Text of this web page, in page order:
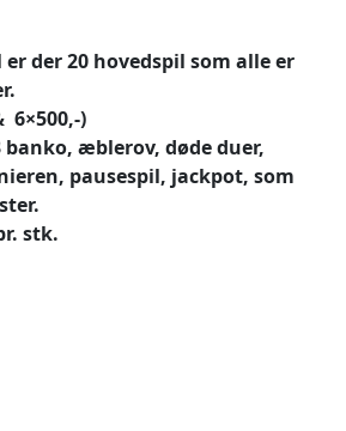
der 20 hovedspil som alle er
6×500,-)
banko, æblerov, døde duer,
pausespil, jackpot, som
stk.